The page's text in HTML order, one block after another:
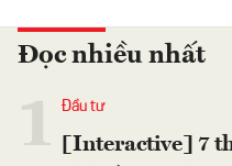
Đọc nhiều nhất
Đầu tư
[Interactive] 7